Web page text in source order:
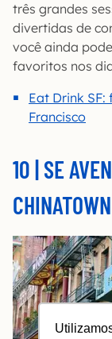
três grandes
divertidas de
você ainda
favoritos nos
Eat Drink
Francisco
10 | SE
CHINATOWN